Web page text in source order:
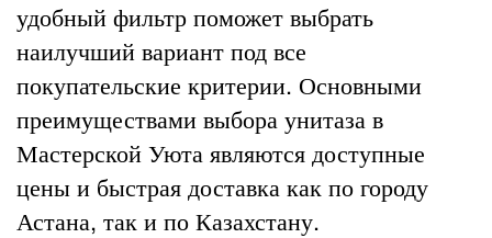
удобный фильтр поможет выбрать
наилучший вариант под все
покупательские критерии. Основными
преимуществами выбора унитаза в
Мастерской Уюта являются доступные
цены и быстрая доставка как по городу
Астана, так и по Казахстану.